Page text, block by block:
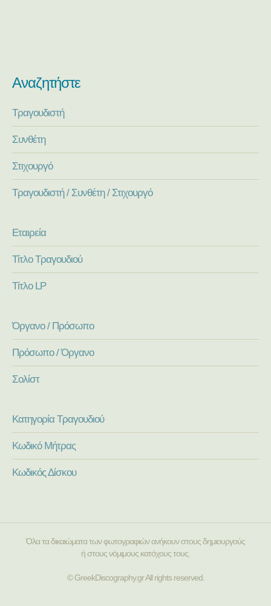
Αναζητήστε
Τραγουδιστή
Συνθέτη
Στιχουργό
Τραγουδιστή / Συνθέτη / Στιχουργό
Εταιρεία
Τίτλο Τραγουδιού
Τίτλο LP
Όργανο / Πρόσωπο
Πρόσωπο / Όργανο
Σολίστ
Κατηγορία Τραγουδιού
Κωδικό Μήτρας
Κωδικός Δίσκου
Όλα τα δικαιώματα των φωτογραφιών ανήκουν στους δημιουργούς
ή στους νόμιμους κατόχους τους.
© GreekDiscography.gr All rights reserved.